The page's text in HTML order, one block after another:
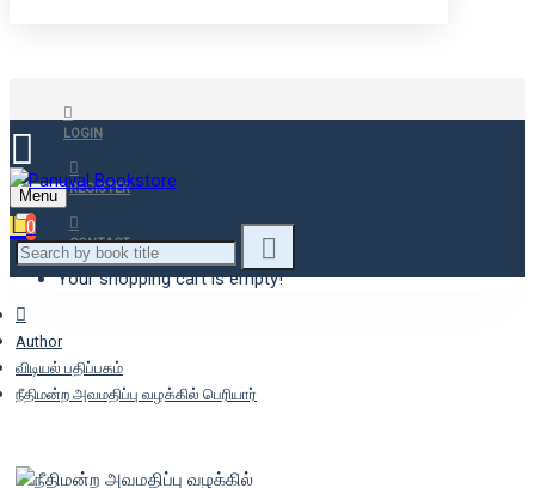
LOGIN
REGISTER
CONTACT
Menu
0
Your shopping cart is empty!
Author
விடியல் பதிப்பகம்
நீதிமன்ற அவமதிப்பு வழக்கில் பெரியார்